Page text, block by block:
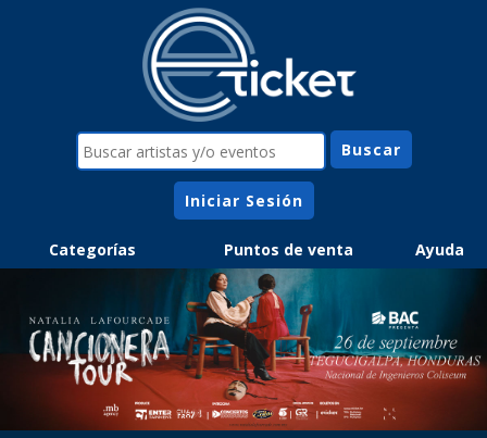
Iniciar Sesión
Categorías Puntos de venta Ayuda